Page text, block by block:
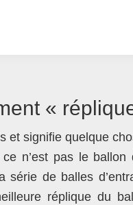
«
et signifie quelque
n’est pas le ballon
de balles
réplique du